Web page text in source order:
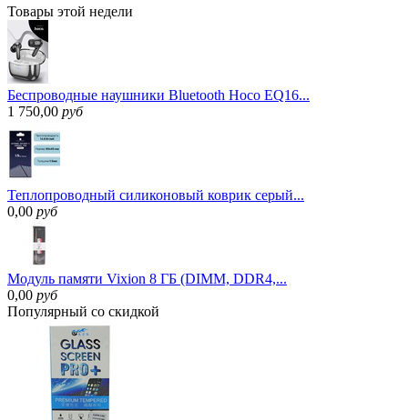
Товары этой недели
Беспроводные наушники Bluetooth Hoco EQ16...
1 750,00 руб
Теплопроводный силиконовый коврик серый...
0,00 руб
Модуль памяти Vixion 8 ГБ (DIMM, DDR4,...
0,00 руб
Популярный со скидкой